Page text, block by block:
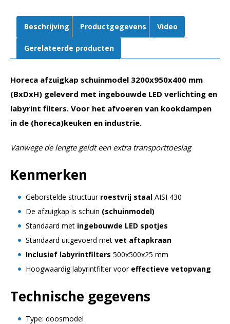
Beschrijving Productgegevens Video
Gerelateerde producten
Horeca afzuigkap schuinmodel 3200x950x400 mm
(BxDxH) geleverd met ingebouwde LED verlichting en
labyrint filters. Voor het afvoeren van kookdampen
in de (horeca)keuken en industrie.
Vanwege de lengte geldt een extra transporttoeslag
Kenmerken
Geborstelde structuur roestvrij staal AISI 430
De afzuigkap is schuin (schuinmodel)
Standaard met ingebouwde LED spotjes
Standaard uitgevoerd met vet aftapkraan
Inclusief labyrintfilters 500x500x25 mm
Hoogwaardig labyrintfilter voor effectieve vetopvang
Technische gegevens
Type: doosmodel